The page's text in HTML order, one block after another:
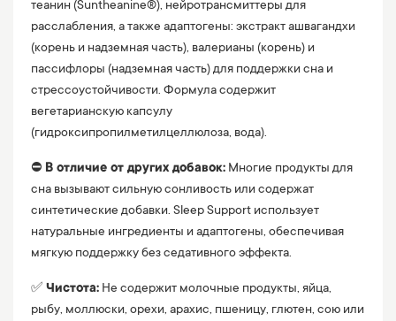
теанин (Suntheanine®), нейротрансмиттеры для
расслабления, а также адаптогены: экстракт ашвагандхи
(корень и надземная часть), валерианы (корень) и
пассифлоры (надземная часть) для поддержки сна и
стрессоустойчивости. Формула содержит
вегетарианскую капсулу
(гидроксипропилметилцеллюлоза, вода).
⛔️ В отличие от других добавок: Многие продукты для
сна вызывают сильную сонливость или содержат
синтетические добавки. Sleep Support использует
натуральные ингредиенты и адаптогены, обеспечивая
мягкую поддержку без седативного эффекта.
✅ Чистота: Не содержит молочные продукты, яйца,
рыбу, моллюски, орехи, арахис, пшеницу, глютен, сою или